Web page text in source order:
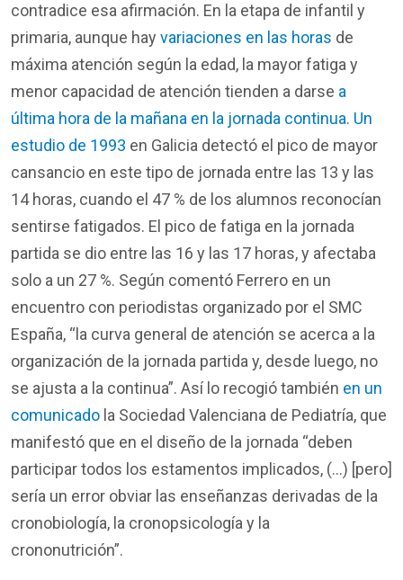
contradice esa afirmación. En la etapa de infantil y
primaria, aunque hay variaciones en las horas de
máxima atención según la edad, la mayorfatiga y
menor capacidad de atención tienden a darse a
última hora de la mañana en la jornada continua. Un
estudio de 1993 en Galicia detectó el pico de mayor
cansancio en este tipo de jornada entre las 13 y las
14horas, cuando el 47 % de los alumnos reconocían
sentirse fatigados. El pico de fatiga en la jornada
partida se dio entre las 16 y las 17 horas,y afectaba
solo a un 27 %. Según comentó Ferrero en un
encuentro con periodistas organizado por el SMC
España, “la curva general de atención se acerca a la
organización de la jornada partida y, desde luego, no
se ajusta a la continua”. Asílo recogiótambién en un
comunicado la Sociedad Valenciana de Pediatría, que
manifestó que en el diseño de la jornada “deben
participartodos los estamentos implicados, (…) [pero]
sería un error obviar las enseñanzas derivadas de la
cronobiol ogía, la cronopsicol ogía y la
crononutrición”.